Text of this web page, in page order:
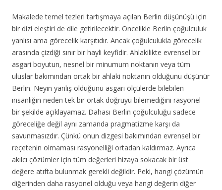
Makalede temel tezleri tartışmaya açılan Berlin düşünüşü için
bir dizi eleştiri de dile getirilecektir. Öncelikle Berlin çoğulculuk
yanlısı ama görecelik karşıtıdır. Ancak çoğulculukla görecelik
arasında çizdiği sınır bir hayli keyfidir. Ahlakilikte evrensel bir
asgari boyutun, nesnel bir minumum noktanın veya tüm
uluslar bakımından ortak bir ahlaki noktanın olduğunu düşünür
Berlin. Neyin yanlış olduğunu asgari ölçülerde bilebilen
insanlığın neden tek bir ortak doğruyu bilemediğini rasyonel
bir şekilde açıklayamaz. Dahası Berlin çoğulculuğu sadece
göreceliğe değil aynı zamanda pragmatizme karşı da
savunmasızdır. Çünkü onun dizgesi bakımından evrensel bir
reçetenin olmaması rasyonelliği ortadan kaldırmaz. Ayrıca
akılcı çözümler için tüm değerleri hizaya sokacak bir üst
değere atıfta bulunmak gerekli değildir. Peki, hangi çözümün
diğerinden daha rasyonel olduğu veya hangi değerin diğer